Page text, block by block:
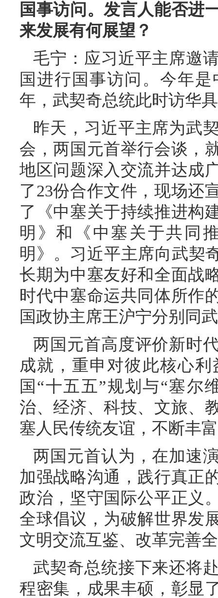
国事访问。发言人能否进
来发展有何展望？
毛宁：应习近平主席邀
国进行国事访问。今年
年，武契奇总统此时访华
昨天，习近平主席为武
会，两国元首举行会谈，
地区问题深入交流并达成
了23份合作文件，现场还
了《中塞关于持续推进构
明》和《中塞关于共同
明》。习近平主席向武契
长期为中塞友好和全面战
时代中塞命运共同体所作
国政协主席王沪宁分别同
两国元首高度评价新时
成就，重申对彼此核心
国“十五五”规划与“塞尔
治、经济、科技、文旅、
塞人民传统友谊，不断丰
两国元首认为，在加速
加强战略沟通，践行真正
政治，坚守国际公平正义
全球倡议，为破解世界发
文明交流互鉴、改革完善
武契奇总统接下来还将
程密集，成果丰硕，彰显